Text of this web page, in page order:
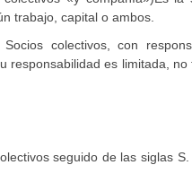
trabajo, capital o ambos.
colectivos, con
responsabilidad es limitada,
seguido de las siglas